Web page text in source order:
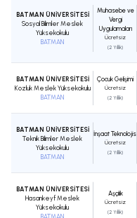
BATMAN ÜNİVERSİTESİ
Sosyal Bilimler Meslek
Yüksekokulu
BATMAN
Muhasebe ve
Vergi
Uygulamaları
Ücretsiz
(2 Yıllık)
BATMAN ÜNİVERSİTESİ
Kozluk Meslek Yüksekokulu
BATMAN
Çocuk Gelişimi
Ücretsiz
(2 Yıllık)
BATMAN ÜNİVERSİTESİ
Teknik Bilimler Meslek
Yüksekokulu
BATMAN
İnşaat Teknolojisi
Ücretsiz
(2 Yıllık)
BATMAN ÜNİVERSİTESİ
Hasankeyf Meslek
Yüksekokulu
BATMAN
Aşçılık
Ücretsiz
(2 Yıllık)